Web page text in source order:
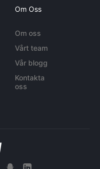
Om Oss
Om oss
Vårt team
Vår blogg
Kontakta
oss